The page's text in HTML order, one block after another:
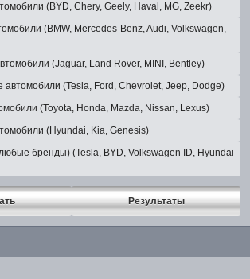
(BYD, Chery, Geely, Haval, MG, Zeekr)
(BMW, Mercedes-Benz, Audi, Volkswagen,
(Jaguar, Land Rover, MINI, Bentley)
автомобили (Tesla, Ford, Chevrolet, Jeep, Dodge)
(Toyota, Honda, Mazda, Nissan, Lexus)
(Hyundai, Kia, Genesis)
бренды) (Tesla, BYD, Volkswagen ID, Hyundai
Результаты